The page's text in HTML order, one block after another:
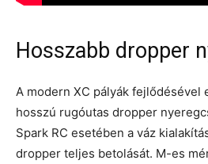
Hosszabb dropper
A modern XC pályák fejlődésével
hosszú rugóutas dropper
Spark RC esetében a váz
dropper teljes betolását. M-es